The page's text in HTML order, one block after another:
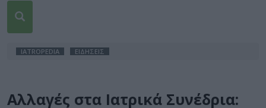
IATROPEDIA ΕΙΔΗΣΕΙΣ
Αλλαγές στα Ιατρικά Συνέδρια: